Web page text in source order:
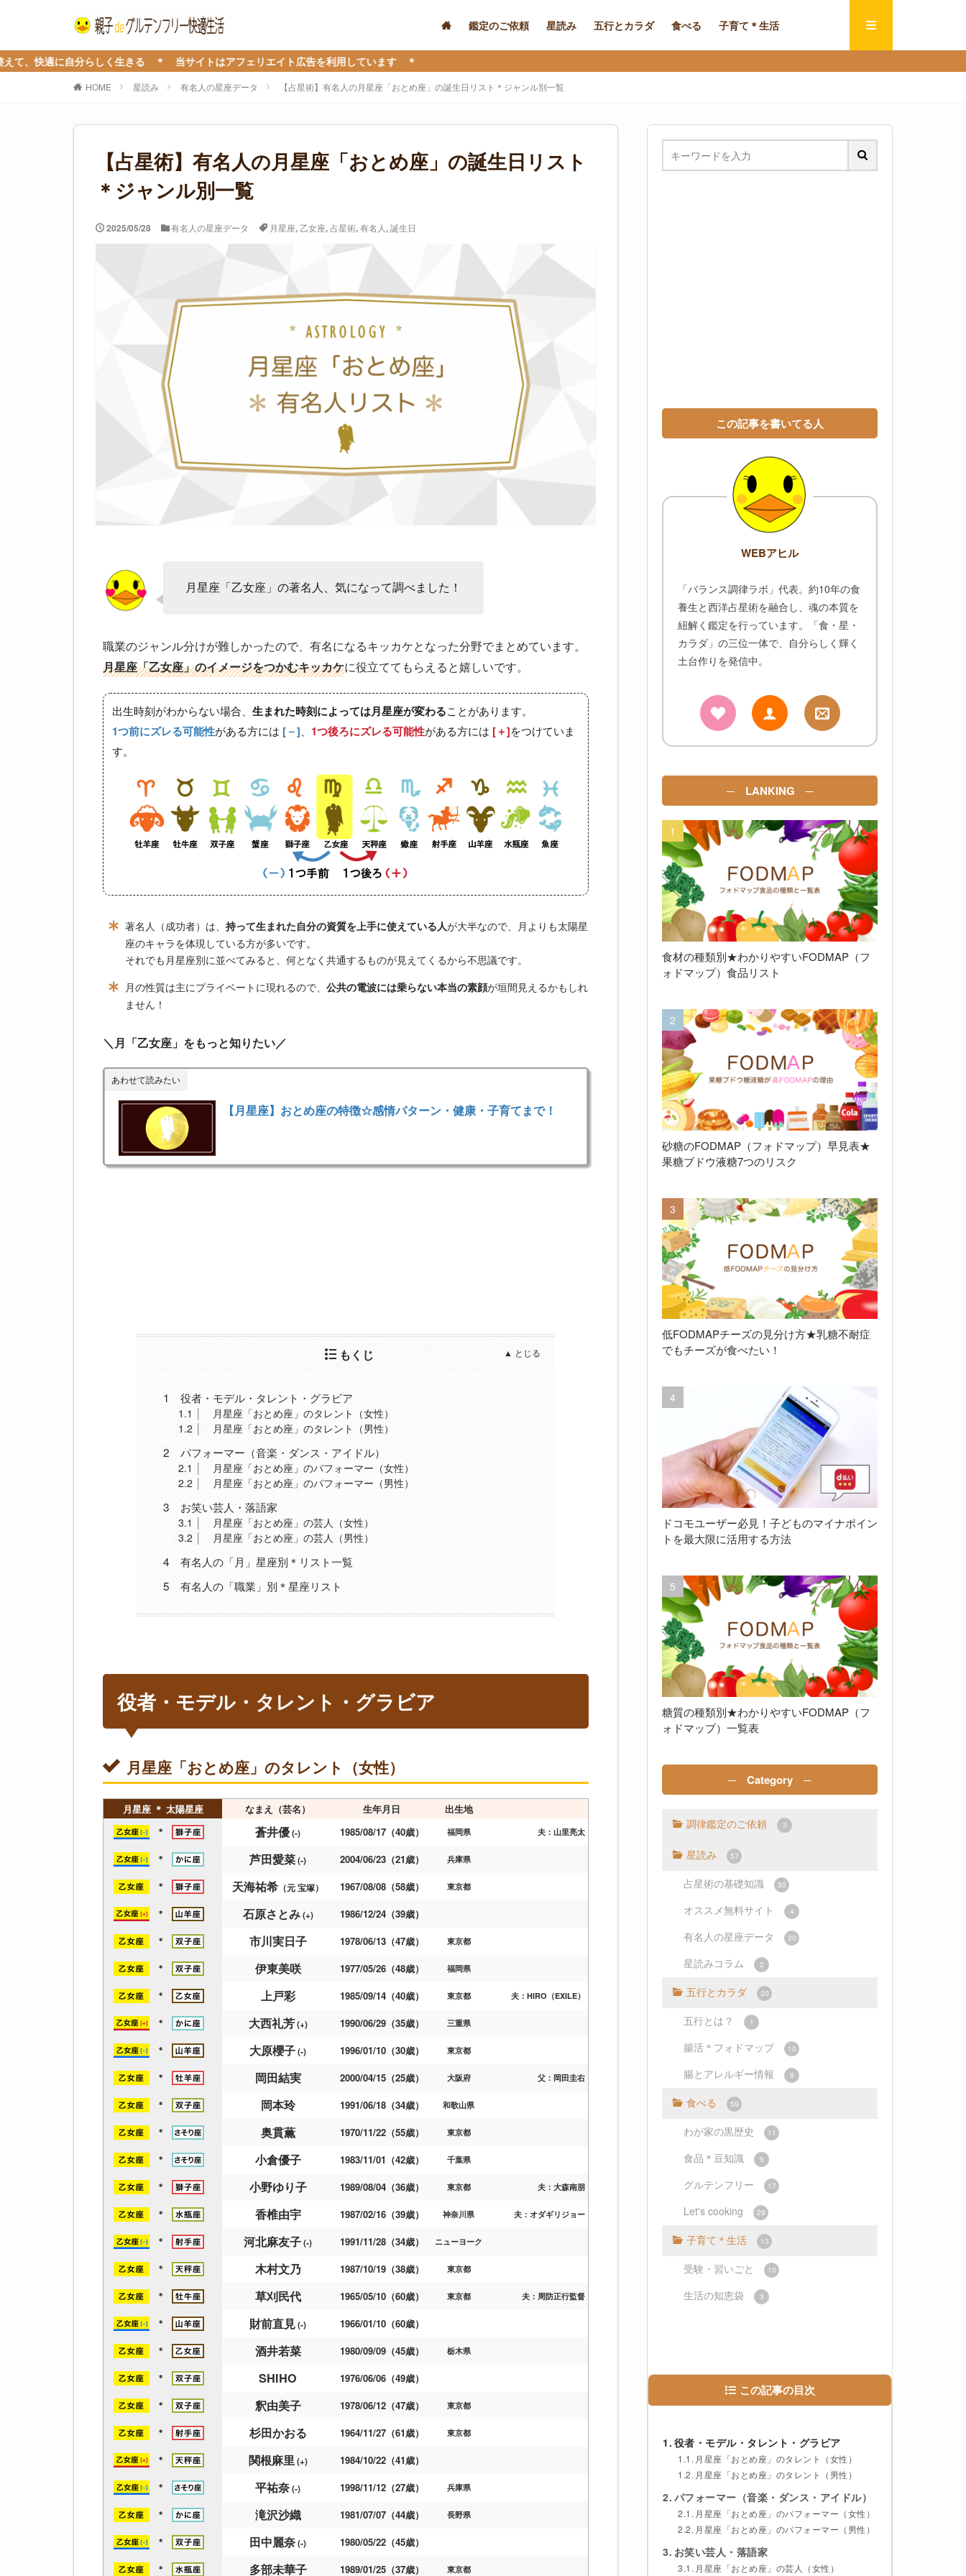
鑑定のご依頼 星読み 五行とカラダ 食べる 子育て＊生活
分らしく生きる ＊ 当サイトはアフェリエイト広告を利用しています ＊
HOME 星読み 有名人の星座データ 【占星術】有名人の月星座「おとめ座」の誕生日リスト＊ジャンル別一覧
【占星術】有名人の月星座「おとめ座」の誕生日リスト
＊ジャンル別一覧
2025/05/28 有名人の星座データ 月星座,乙女座,占星術,有名人,誕生日
月星座「乙女座」の著名人、気になって調べました！
職業のジャンル分けが難しかったので、有名になるキッカケとなった分野でまとめています。
月星座「乙女座」のイメージをつかむキッカケに役立ててもらえると嬉しいです。
出生時刻がわからない場合、 生まれた時刻によっては月星座が変わることがあります。
1つ前にズレる可能性がある方には [－] 1つ後ろにズレる可能性がある方には [＋]をつけていま
す。
著名人（成功者）は、持って生まれた自分の資質を上手に使えている人が大半なので、月よりも太陽星
座のキャラを体現している方が多いです。
それでも月星座別に並べてみると、何となく共通するものが見えてくるから不思議です。
月の性質は主にプライベートに現れるので、公共の電波には乗らない本当の素顔が垣間見えるかもしれ
ません！
＼月「乙女座」をもっと知りたい／
あわせて読みたい
【月星座】おとめ座の特徴☆感情パターン・健康・子育てまで！
もくじ
1 役者・モデル・タレント・グラビア
1.1
月星座「おとめ座」のタレント（女性）
1.2
月星座「おとめ座」のタレント（男性）
2 パフォーマー（音楽・ダンス・アイドル）
2.1
月星座「おとめ座」のパフォーマー（女性）
2.2
月星座「おとめ座」のパフォーマー（男性）
3 お笑い芸人・落語家
3.1
月星座「おとめ座」の芸人（女性）
3.2
月星座「おとめ座」の芸人（男性）
4
有名人の「月」星座別＊リスト一覧
5
有名人の「職業」別＊星座リスト
役者・モデル・タレント・グラビア
月星座「おとめ座」のタレント（女性）
月星座 ＊ 太陽星座 なまえ（芸名） 生年月日 出生地
＊ 蒼井優(-) 1985/08/17（40歳） 福岡県 夫：山里亮太
＊ 芦田愛菜(-) 2004/06/23（21歳） 兵庫県
＊ 天海祐希 （元 宝塚） 1967/08/08（58歳） 東京都
＊ 石原さとみ(+) 1986/12/24（39歳）
＊ 市川実日子 1978/06/13（47歳） 東京都
＊ 伊東美咲 1977/05/26（48歳） 福岡県
＊ 上戸彩 1985/09/14（40歳） 東京都 夫：HIRO（EXILE）
＊ 大西礼芳(+) 1990/06/29（35歳） 三重県
＊ 大原櫻子(-) 1996/01/10（30歳） 東京都
＊ 岡田結実 2000/04/15（25歳） 大阪府 父：岡田圭右
＊ 岡本玲 1991/06/18（34歳） 和歌山県
＊ 奥貫薫 1970/11/22（55歳） 東京都
＊ 小倉優子 1983/11/01（42歳） 千葉県
＊ 小野ゆり子 1989/08/04（36歳） 東京都 夫：大森南朋
＊ 香椎由宇 1987/02/16（39歳） 神奈川県 夫：オダギリジョー
＊ 河北麻友子(-) 1991/11/28（34歳） ニューヨーク
＊ 木村文乃 1987/10/19（38歳） 東京都
＊ 草刈民代 1965/05/10（60歳） 東京都 夫：周防正行監督
＊ 財前直見(-) 1966/01/10（60歳）
＊ 酒井若菜 1980/09/09（45歳） 栃木県
＊ SHIHO 1976/06/06（49歳）
＊ 釈由美子 1978/06/12（47歳） 東京都
＊ 杉田かおる 1964/11/27（61歳） 東京都
＊ 関根麻里(+) 1984/10/22（41歳）
＊ 平祐奈(-) 1998/11/12（27歳） 兵庫県
＊ 滝沢沙織 1981/07/07（44歳） 長野県
＊ 田中麗奈(-) 1980/05/22（45歳）
＊ 多部未華子 1989/01/25（37歳） 東京都
この記事を書いてる人
WEBアヒル
「バランス調律ラボ」代表。約10年の食
養生と西洋占星術を融合し、魂の本質を
紐解く鑑定を行っています。「食・星・
カラダ」の三位一体で、自分らしく輝く
土台作りを発信中。
─ LANKING ─
食材の種類別★わかりやすいFODMAP（フ
ォドマップ）食品リスト
砂糖のFODMAP（フォドマップ）早見表★
果糖ブドウ液糖7つのリスク
低FODMAPチーズの見分け方★乳糖不耐症
でもチーズが食べたい！
ドコモユーザー必見！子どものマイナポイン
トを最大限に活用する方法
糖質の種類別★わかりやすいFODMAP（フ
ォドマップ）一覧表
─ Category ─
調律鑑定のご依頼 3
星読み 57
占星術の基礎知識 30
オススメ無料サイト 4
有名人の星座データ 20
星読みコラム 2
五行とカラダ 20
五行とは？ 1
腸活＊フォドマップ 10
腸とアレルギー情報 9
食べる 59
わが家の黒歴史 11
食品＊豆知識 9
グルテンフリー 17
Let's cooking 29
子育て＊生活 13
受験・習いごと 10
生活の知恵袋 3
この記事の目次
役者・モデル・タレント・グラビア
月星座「おとめ座」のタレント（女性）
月星座「おとめ座」のタレント（男性）
パフォーマー（音楽・ダンス・アイドル）
月星座「おとめ座」のパフォーマー（女性）
月星座「おとめ座」のパフォーマー（男性）
お笑い芸人・落語家
月星座「おとめ座」の芸人（女性）